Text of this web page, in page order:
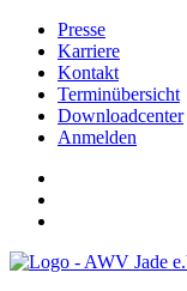
Presse
Karriere
Kontakt
Terminübersicht
Downloadcenter
Anmelden